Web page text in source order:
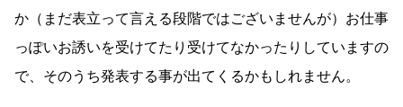
か（まだ表立って言える段階ではございませんが）お仕事
っぽいお誘いを受けてたり受けてなかったりしていますの
で、そのうち発表する事が出てくるかもしれません。